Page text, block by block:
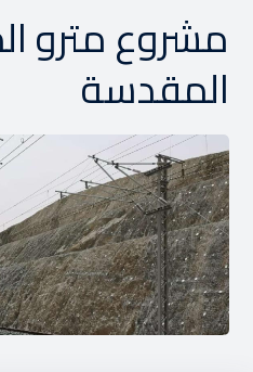
مشروع مترو
المقدسة